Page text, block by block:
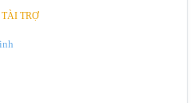
TRỢ